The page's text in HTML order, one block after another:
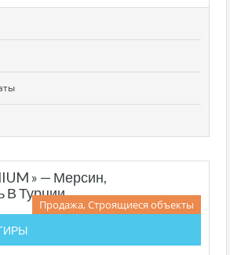
» — Мерсин,
В Турции
Продажа, Строящиеся объекты